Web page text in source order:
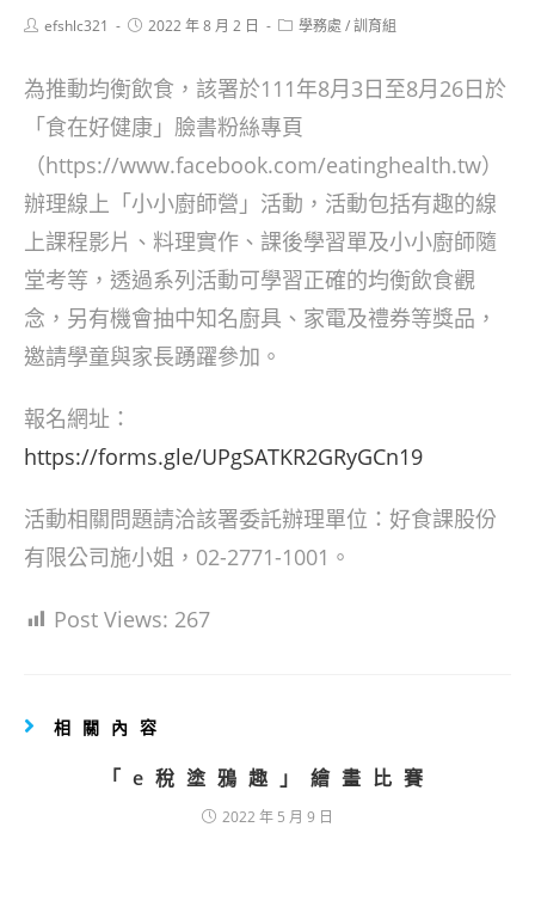
Postefshlc321
Post2022 年 8 月 2 日
Post學務處 /訓育組
為推動均衡飲食，該署於111年8月3日至8月26日於
「食在好健康」臉書粉絲專頁
（https://www.facebook.com/eatinghealth.tw）
辦理線上「小小廚師營」活動，活動包括有趣的線
上課程影片、料理實作、課後學習單及小小廚師隨
堂考等，透過系列活動可學習正確的均衡飲食觀
念，另有機會抽中知名廚具、家電及禮券等獎品，
邀請學童與家長踴躍參加。
報名網址：
https://forms.gle/UPgSATKR2GRyGCn19
活動相關問題請洽該署委託辦理單位：好食課股份
有限公司施小姐，02-2771-1001。
Post Views: 267
相關內容
「e稅塗鴉趣」繪畫比賽
2022 年 5 月 9 日